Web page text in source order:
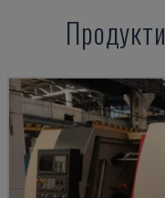
Продукти